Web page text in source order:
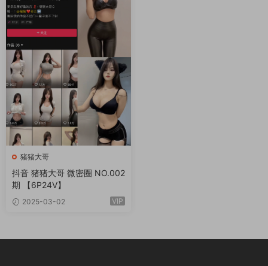
猪猪大哥
抖音 猪猪大哥 微密圈 NO.002
期 【6P24V】
2025-03-02 VIP